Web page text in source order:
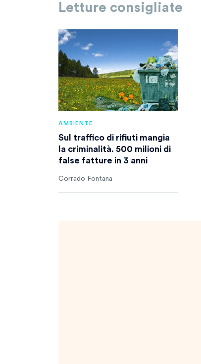
Letture consigliate
AMBIENTE
Sul traffico di rifiuti mangia
la criminalità. 500 milioni di
false fatture in 3 anni
Corrado Fontana